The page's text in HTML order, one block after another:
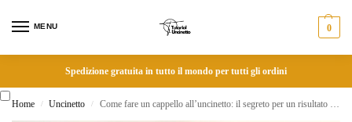
MENU 0
Spedizione gratuita in tutto il mondo per tutti gli ordini
Home / Uncinetto / Come fare un cappello all’uncinetto: il segreto per un risultato perfetto subito